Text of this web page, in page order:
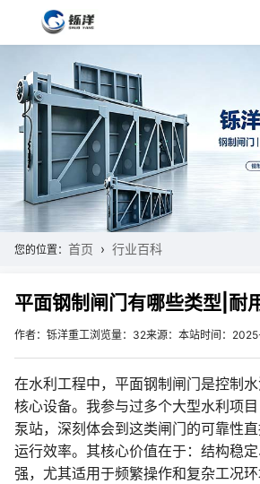
您的位置： 首页 行业百科
平面钢制闸门有哪些类型|耐
作者：铄洋重工浏览量：32来源：本站时间：
在水利工程中，平面钢制闸门是控制
核心设备。我参与过多个大型水利项
泵站，深刻体会到这类闸门的可靠性
运行效率。其核心价值在于：结构稳
强，尤其适用于频繁操作和复杂工况环